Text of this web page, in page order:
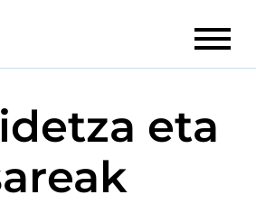
eta